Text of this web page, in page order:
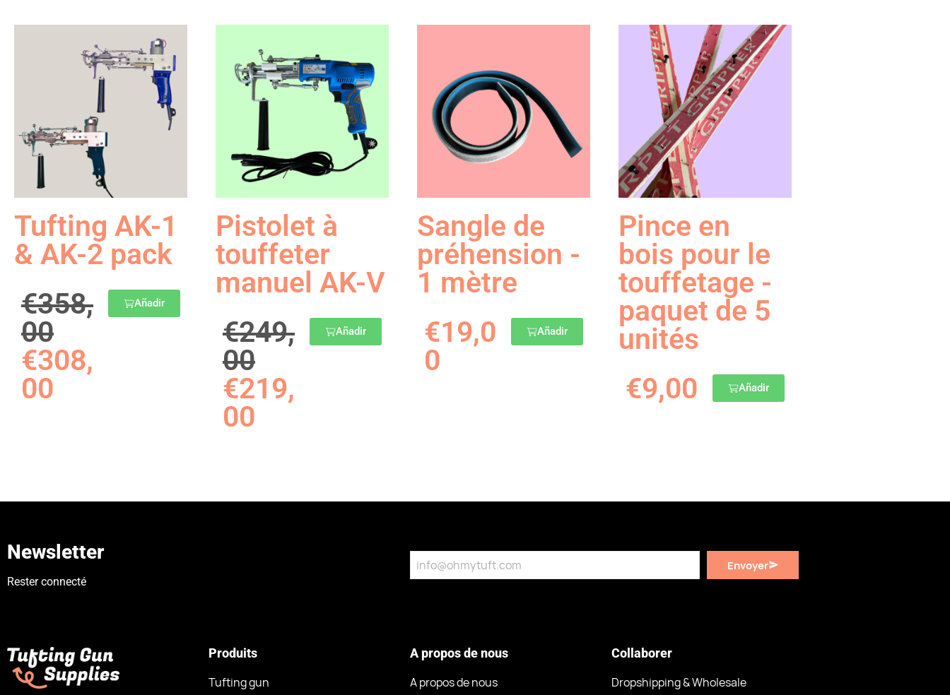
Tufting AK-1
& AK-2 pack
€358,
00
€308,
00
Añadir
Pistolet à
touffeter
manuel AK-V
€249,
00
€219,
00
Añadir
Sangle de
préhension -
1 mètre
€19,0
0
Añadir
Pince en
bois pour le
touffetage -
paquet de 5
unités
€9,00 Añadir
Newsletter
Rester connecté
Envoyer
Produits
Tufting gun
A propos de nous
A propos de nous
Collaborer
Dropshipping & Wholesale